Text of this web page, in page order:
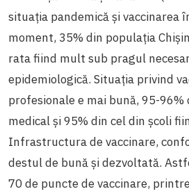
situația pandemică și vaccinarea
moment, 35% din populația
rata fiind mult sub pragul
epidemiologică. Situația privind
profesionale e mai bună, 95-
medical și 95% din cel din școli
Infrastructura de vaccinare,
destul de bună și dezvoltată.
70 de puncte de vaccinare,